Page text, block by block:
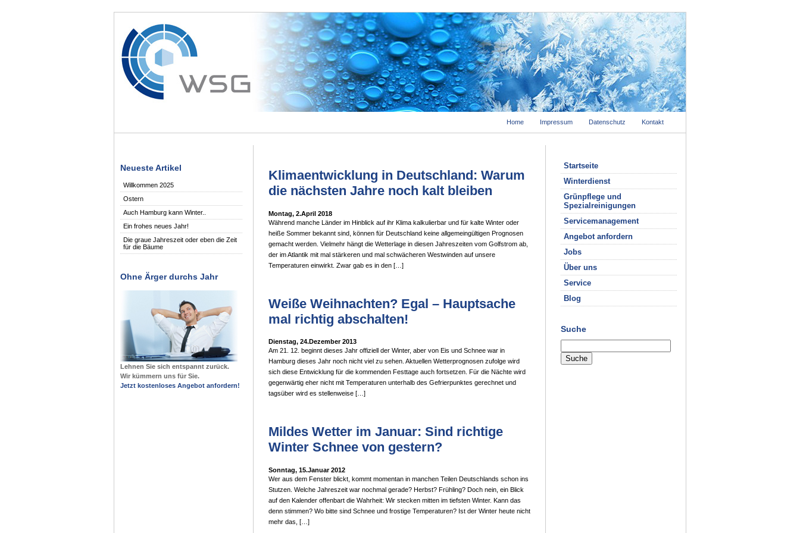
Home Impressum Datenschutz Kontakt
Neueste Artikel
Willkommen 2025
Ostern
Auch Hamburg kann Winter..
Ein frohes neues Jahr!
Die graue Jahreszeit oder eben die Zeit
für die Bäume
Ohne Ärger durchs Jahr
Lehnen Sie sich entspannt zurück.
Wir kümmern uns für Sie.
Jetzt kostenloses Angebot anfordern!
Startseite
Winterdienst
Grünpflege und
Spezialreinigungen
Servicemanagement
Angebot anfordern
Jobs
Über uns
Service
Blog
Suche
Klimaentwicklung in Deutschland: Warum
die nächsten Jahre noch kalt bleiben
Montag, 2.April 2018
Während manche Länder im Hinblick auf ihr Klima kalkulierbar und für kalte Winter oder
heiße Sommer bekannt sind, können für Deutschland keine allgemeingültigen Prognosen
gemacht werden. Vielmehr hängt die Wetterlage in diesen Jahreszeiten vom Golfstrom ab,
der im Atlantik mit mal stärkeren und mal schwächeren Westwinden auf unsere
Temperaturen einwirkt. Zwar gab es in den […]
Weiße Weihnachten? Egal – Hauptsache
mal richtig abschalten!
Dienstag, 24.Dezember 2013
Am 21. 12. beginnt dieses Jahr offiziell der Winter, aber von Eis und Schnee war in
Hamburg dieses Jahr noch nicht viel zu sehen. Aktuellen Wetterprognosen zufolge wird
sich diese Entwicklung für die kommenden Festtage auch fortsetzen. Für die Nächte wird
gegenwärtig eher nicht mit Temperaturen unterhalb des Gefrierpunktes gerechnet und
tagsüber wird es stellenweise […]
Mildes Wetter im Januar: Sind richtige
Winter Schnee von gestern?
Sonntag, 15.Januar 2012
Wer aus dem Fenster blickt, kommt momentan in manchen Teilen Deutschlands schon ins
Stutzen. Welche Jahreszeit war nochmal gerade? Herbst? Frühling? Doch nein, ein Blick
auf den Kalender offenbart die Wahrheit: Wir stecken mitten im tiefsten Winter. Kann das
denn stimmen? Wo bitte sind Schnee und frostige Temperaturen? Ist der Winter heute nicht
mehr das, […]